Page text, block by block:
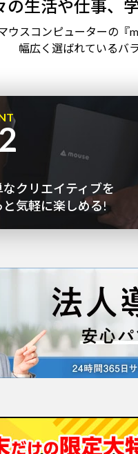
の生活や仕事、
ウスコンピューターの『
幅広く選ばれているバ
なクリエイティブを
と気軽に楽しめる!